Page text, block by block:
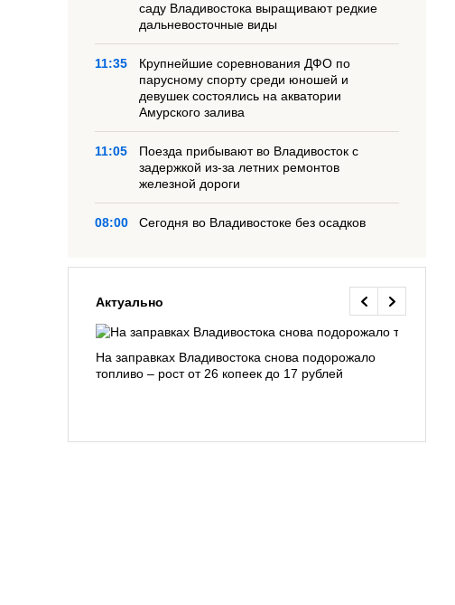
саду Владивостока выращивают редкие
дальневосточные виды
11:35
Крупнейшие соревнования ДФО по
парусному спорту среди юношей и
девушек состоялись на акватории
Амурского залива
11:05
Поезда прибывают во Владивосток с
задержкой из-за летних ремонтов
железной дороги
08:00 Сегодня во Владивостоке без осадков
Актуально
На заправках Владивостока снова подорожало
топливо – рост от 26 копеек до 17 рублей